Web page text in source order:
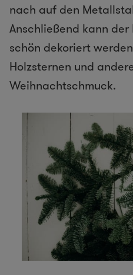
nach auf den
Anschließend kann
schön dekoriert
Holzsternen und
Weihnachtschmuck.